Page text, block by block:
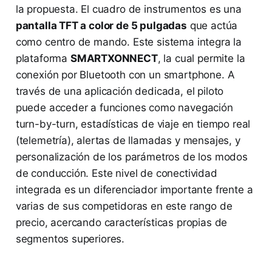
la propuesta. El cuadro de instrumentos es una
pantalla TFT a color de 5 pulgadas que actúa
como centro de mando. Este sistema integra la
plataforma SMARTXONNECT, la cual permite la
conexión por Bluetooth con un smartphone. A
través de una aplicación dedicada, el piloto
puede acceder a funciones como navegación
turn-by-turn, estadísticas de viaje en tiempo real
(telemetría), alertas de llamadas y mensajes, y
personalización de los parámetros de los modos
de conducción. Este nivel de conectividad
integrada es un diferenciador importante frente a
varias de sus competidoras en este rango de
precio, acercando características propias de
segmentos superiores.